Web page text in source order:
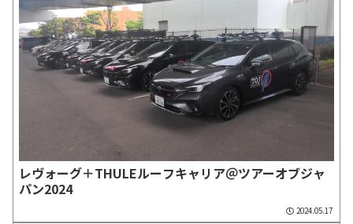
レヴォーグ＋THULEルーフキャリア＠ツアーオブジャ
パン2024
2024.05.17